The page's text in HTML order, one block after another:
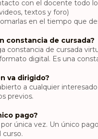
con el docente todo
textos y foro)
en el tiempo que
constancia de cursada?
constancia de cursada
digital. Es una
va dirigido?
a cualquier
previos.
pago?
por única vez. Un único
curso.